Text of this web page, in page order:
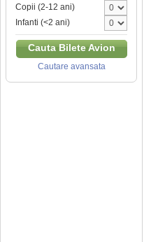
Copii (2-12 ani)
Infanti (<2 ani)
Cauta Bilete Avion
Cautare avansata